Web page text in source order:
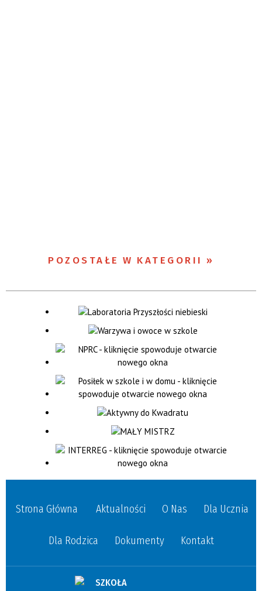
POZOSTAŁE W KATEGORII
Strona Główna Aktualności O Nas Dla Ucznia
Dla Rodzica Dokumenty Kontakt
SZKOŁA